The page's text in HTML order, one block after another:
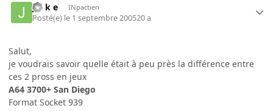
j o k e INpactien
Posté(e) le 1 septembre 200520 a
Salut,
je voudrais savoir quelle était à peu près la différence entre
ces 2 pross en jeux
A64 3700+ San Diego
Format Socket 939